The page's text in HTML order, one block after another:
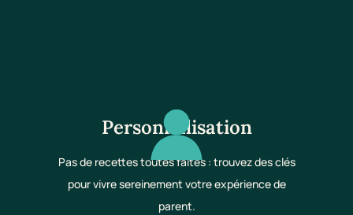
Personnalisation
Pas de recettes toutes faites : trouvez des clés
pour vivre sereinement votre expérience de
parent.